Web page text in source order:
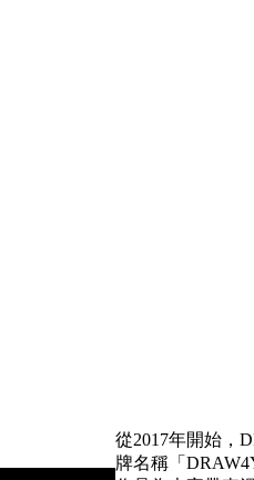
從2017年開始，
牌名稱「